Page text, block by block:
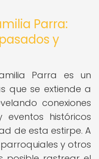
Parra:
y
Parra es un
que se extiende a
conexiones
eventos históricos
de esta estirpe. A
y otros